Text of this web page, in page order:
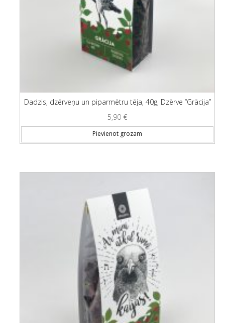
Dadzis, dzērveņu un piparmētru tēja, 40g, Dzērve “Grācija”
5,90 €
Pievienot grozam